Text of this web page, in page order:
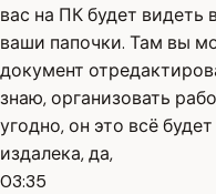
вас на ПК будет
ваши папочки. Там вы
документ
знаю, организовать
угодно, он это всё
издалека, да,
03:35